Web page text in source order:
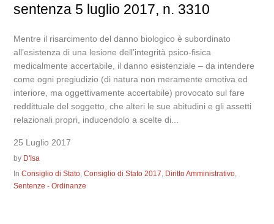
sentenza 5 luglio 2017, n. 3310
Mentre il risarcimento del danno biologico è subordinato
all’esistenza di una lesione dell’integrità psico-fisica
medicalmente accertabile, il danno esistenziale – da intendere
come ogni pregiudizio (di natura non meramente emotiva ed
interiore, ma oggettivamente accertabile) provocato sul fare
reddittuale del soggetto, che alteri le sue abitudini e gli assetti
relazionali propri, inducendolo a scelte di...
25 Luglio 2017
by D'Isa
InConsiglio di Stato ,Consiglio di Stato 2017 Diritto Amministrativo
Sentenze - Ordinanze